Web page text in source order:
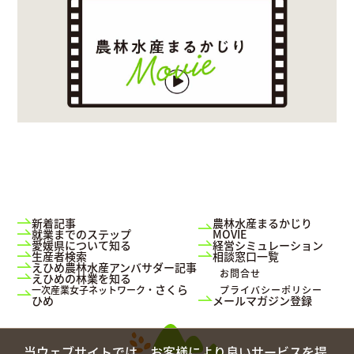
新着記事
就業までのステップ
愛媛県について知る
生産者検索
えひめ農林水産アンバサダー記事
えひめの林業を知る
一次産業女子ネットワーク・ さくら
ひめ
農林水産まるかじり
MOVIE
経営シミュレーション
相談窓口一覧
お問合せ
プライバシーポリシー
メールマガジン登録